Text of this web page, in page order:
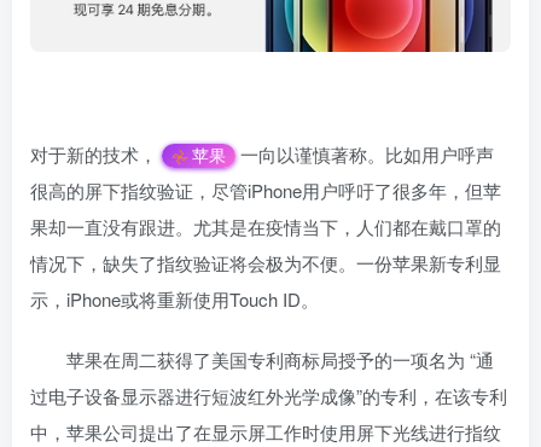
对于新的技术， 苹果
一向以谨慎著称。比如用户呼声
很高的屏下指纹验证，尽管iPhone用户呼吁了很多年，但苹
果却一直没有跟进。尤其是在疫情当下，人们都在戴口罩的
情况下，缺失了指纹验证将会极为不便。一份苹果新专利显
示，iPhone或将重新使用Touch ID。
苹果在周二获得了美国专利商标局授予的一项名为 “通
过电子设备显示器进行短波红外光学成像”的专利，在该专利
中，苹果公司提出了在显示屏工作时使用屏下光线进行指纹